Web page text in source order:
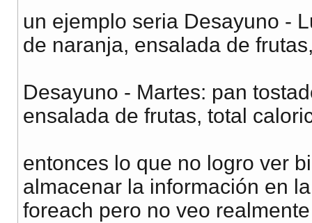
un ejemplo seria Desayuno -
de naranja, ensalada de
Desayuno - Martes: pan
ensalada de frutas, total
entonces lo que no logro ver
almacenar la información en
foreach pero no veo